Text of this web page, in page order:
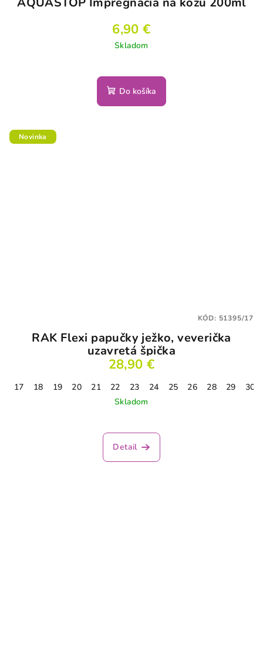
6,90 €
Skladom
Do košíka
Novinka
RAK Flexi papučky ježko, veverička
uzavretá špička
28,90 €
17 18 19 20 21 22 23 24 25 26 28 29
30
Skladom
hodnotenie
produktu
Detail
KÓD: 51395/17